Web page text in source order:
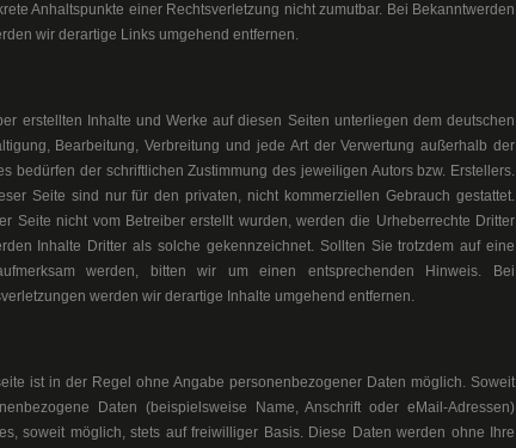
Anhaltspunkte einer Rechtsverletzung nicht zumutbar. Bei Bekanntwerden
wir derartige Links umgehend entfernen.
erstellten Inhalte und Werke auf diesen Seiten unterliegen dem deutschen
Bearbeitung, Verbreitung und jede Art der Verwertung außerhalb der
bedürfen der schriftlichen Zustimmung des jeweiligen Autors bzw. Erstellers.
Seite sind nur für den privaten, nicht kommerziellen Gebrauch gestattet.
Seite nicht vom Betreiber erstellt wurden, werden die Urheberrechte Dritter
Inhalte Dritter als solche gekennzeichnet. Sollten Sie trotzdem auf eine
werden, bitten wir um einen entsprechenden Hinweis. Bei
werden wir derartige Inhalte umgehend entfernen.
ist in der Regel ohne Angabe personenbezogener Daten möglich. Soweit
Daten (beispielsweise Name, Anschrift oder eMail-Adressen)
soweit möglich, stets auf freiwilliger Basis. Diese Daten werden ohne Ihre